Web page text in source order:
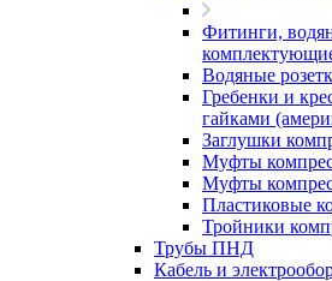
Фитинги,
Водяные
Гребенки и
гайками
Заглушки
Муфты
Муфты
Пластиковые
Тройники
Трубы ПНД
Кабель и